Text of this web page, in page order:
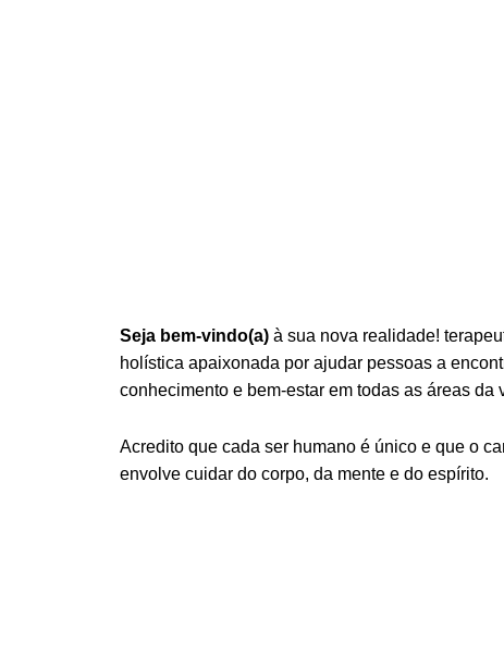
Seja bem-vindo(a) à sua nova realidade!
holística apaixonada por ajudar pessoas a
conhecimento e bem-estar em todas as áreas da
Acredito que cada ser humano é único e que o
envolve cuidar do corpo, da mente e do espírito.